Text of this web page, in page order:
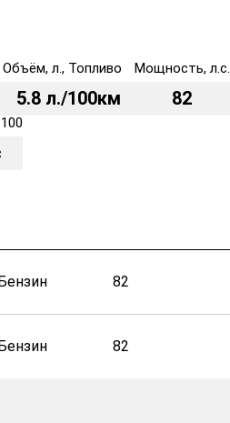
Объём, л., Топливо
5.8 л./100км
Мощность, л.с.
82
82
82